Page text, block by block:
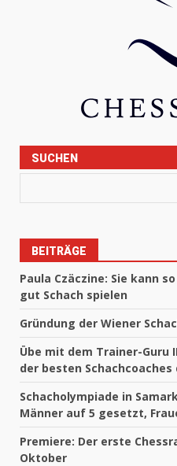
SUCHEN
BEITRÄGE
Paula Czäczine: Sie kann
gut Schach spielen
Gründung der Wiener
Übe mit dem Trainer-Guru
der besten Schachcoaches
Schacholympiade in
Männer auf 5 gesetzt,
Premiere: Der erste
Oktober